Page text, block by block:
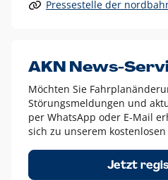
Alle anderen Logo-Varianten
Diese Ausnahmen sind zum
dem AKN Blau,
weißes Logo auf
schwarzes Logo für reine
Um das Logo herum muss ein
Höhe bzw. Breite des N aus
Pressestelle der
AKN News-
Möchten Sie
Störungsmeldungen und
per WhatsApp oder E-Mail
sich zu unserem kostenlosen
Jetzt